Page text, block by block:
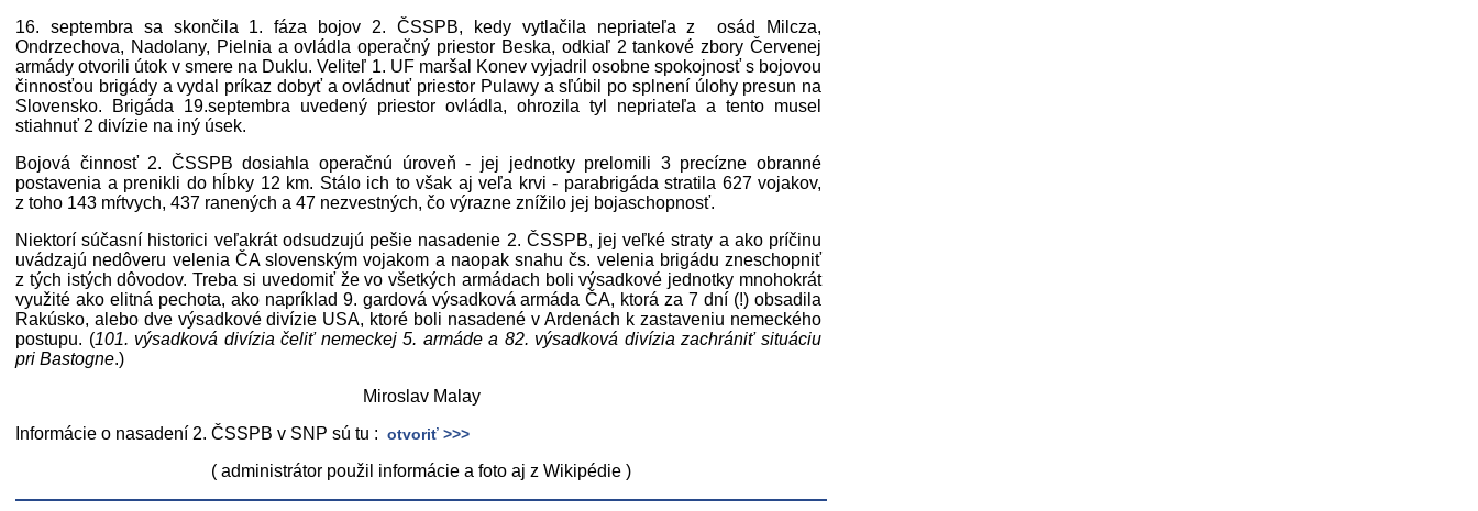
16. septembra sa skončila 1. fáza bojov 2. ČSSPB, kedy vytlačila nepriateľa z osád Milcza,
Ondrzechova, Nadolany, Pielnia a ovládla operačný priestor Beska, odkiaľ 2 tankové zbory Červenej
armády otvorili útok v smere na Duklu. Veliteľ 1. UF maršal Konev vyjadril osobne spokojnosť s bojovou
činnosťou brigády a vydal príkaz dobyť a ovládnuť priestor Pulawy a sľúbil po splnení úlohy presun na
Slovensko. Brigáda 19.septembra uvedený priestor ovládla, ohrozila tyl nepriateľa a tento musel
stiahnuť 2 divízie na iný úsek.
Bojová činnosť 2. ČSSPB dosiahla operačnú úroveň - jej jednotky prelomili 3 precízne obranné
postavenia a prenikli do hĺbky 12 km. Stálo ich to však aj veľa krvi - parabrigáda stratila 627 vojakov,
z toho 143 mŕtvych, 437 ranených a 47 nezvestných, čo výrazne znížilo jej bojaschopnosť.
Niektorí súčasní historici veľakrát odsudzujú pešie nasadenie 2. ČSSPB, jej veľké straty a ako príčinu
uvádzajú nedôveru velenia ČA slovenským vojakom a naopak snahu čs. velenia brigádu zneschopniť
z tých istých dôvodov. Treba si uvedomiť že vo všetkých armádach boli výsadkové jednotky mnohokrát
využité ako elitná pechota, ako napríklad 9. gardová výsadková armáda ČA, ktorá za 7 dní (!) obsadila
Rakúsko, alebo dve výsadkové divízie USA, ktoré boli nasadené v Ardenách k zastaveniu nemeckého
postupu. (101. výsadková divízia čeliť nemeckej 5. armáde a 82. výsadková divízia zachrániť situáciu
pri Bastogne.)
Miroslav Malay
Informácie o nasadení 2. ČSSPB v SNP sú tu : otvoriť >>>
( administrátor použil informácie a foto aj z Wikipédie )